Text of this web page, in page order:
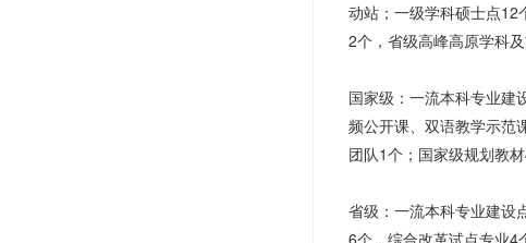
动站；一级学科硕士点12
2个，省级高峰高原学科
国家级：一流本科专业建
频公开课、双语教学示范
团队1个；国家级规划教
省级：一流本科专业建设